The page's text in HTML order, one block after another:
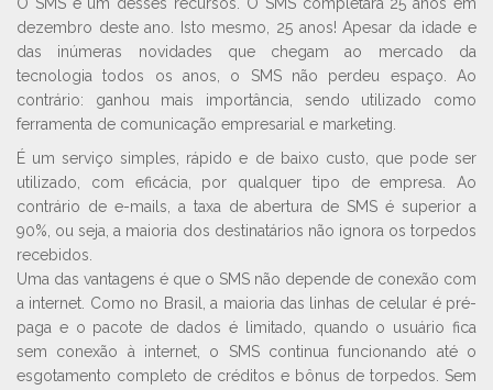
dezembro deste ano. Isto mesmo, 25 anos! Apesar da idade e
das inúmeras novidades que chegam ao mercado da
tecnologia todos os anos, o SMS não perdeu espaço. Ao
contrário: ganhou mais importância, sendo utilizado como
ferramenta de comunicação empresarial e marketing.
É um serviço simples, rápido e de baixo custo, que pode ser
utilizado, com eficácia, por qualquer tipo de empresa. Ao
contrário de e-mails, a taxa de abertura de SMS é superior a
90%, ou seja, a maioria dos destinatários não ignora os torpedos
recebidos.
Uma das vantagens é que o SMS não depende de conexão com
a internet. Como no Brasil, a maioria das linhas de celular é pré-
paga e o pacote de dados é limitado, quando o usuário fica
sem conexão à internet, o SMS continua funcionando até o
esgotamento completo de créditos e bônus de torpedos. Sem